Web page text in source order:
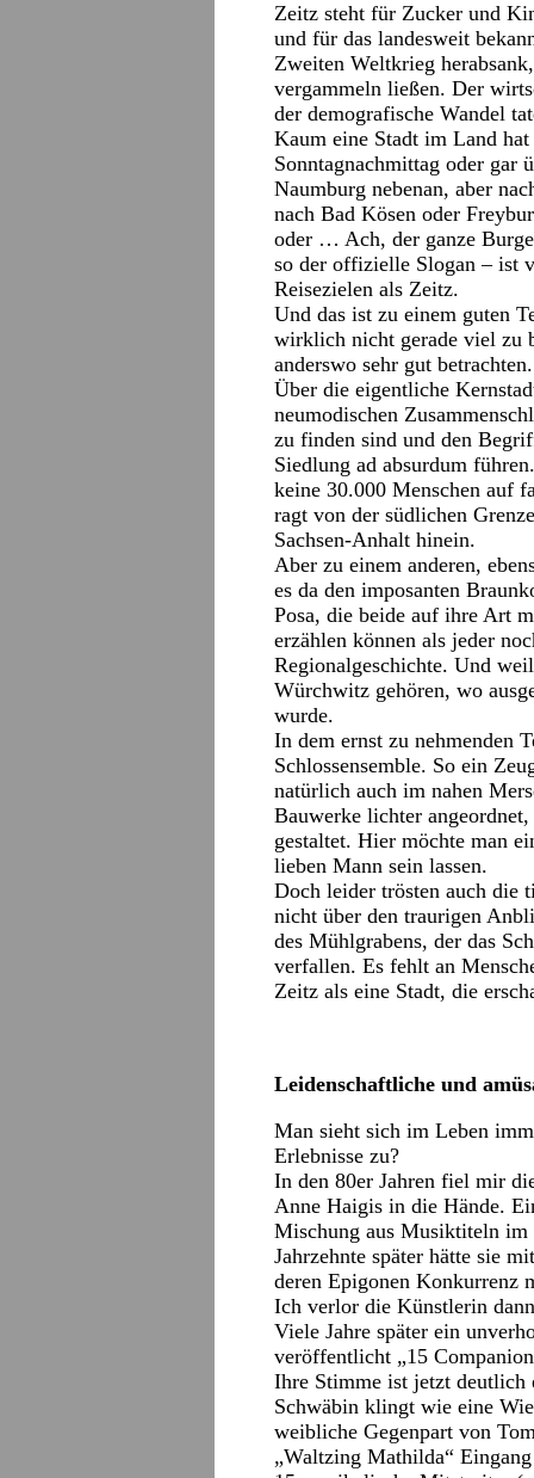
Zeitz steht für Zucker und
und für das landesweit
Zweiten Weltkrieg
vergammeln ließen. Der
der demografische Wandel
Kaum eine Stadt im Land
Sonntagnachmittag oder gar
Naumburg nebenan, aber
nach Bad Kösen oder
oder … Ach, der ganze
so der offizielle Slogan – ist
Reisezielen als Zeitz.
Und das ist zu einem guten
wirklich nicht gerade viel zu
anderswo sehr gut
Über die eigentliche
neumodischen
zu finden sind und den
Siedlung ad absurdum
keine 30.000 Menschen auf
ragt von der südlichen
Sachsen-Anhalt hinein.
Aber zu einem anderen,
es da den imposanten
Posa, die beide auf ihre Art
erzählen können als jeder
Regionalgeschichte. Und
Würchwitz gehören, wo
wurde.
In dem ernst zu nehmenden
Schlossensemble. So ein
natürlich auch im nahen
Bauwerke lichter
gestaltet. Hier möchte man
lieben Mann sein lassen.
Doch leider trösten auch die
nicht über den traurigen
des Mühlgrabens, der das
verfallen. Es fehlt an
Zeitz als eine Stadt, die
Leidenschaftliche und
Man sieht sich im Leben
Erlebnisse zu?
In den 80er Jahren fiel mir
Anne Haigis in die Hände.
Mischung aus Musiktiteln im
Jahrzehnte später hätte sie
deren Epigonen Konkurrenz
Ich verlor die Künstlerin
Viele Jahre später ein
veröffentlicht „15
Ihre Stimme ist jetzt deutlich
Schwäbin klingt wie eine
weibliche Gegenpart von
„Waltzing Mathilda“